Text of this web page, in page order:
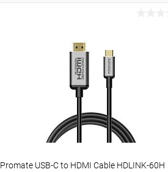
Promate USB-C to HDMI Cable HDLINK-60H